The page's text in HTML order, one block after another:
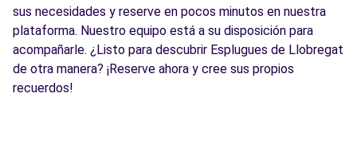
sus necesidades y reserve en pocos minutos en nuestra
plataforma. Nuestro equipo está a su disposición para
acompañarle. ¿Listo para descubrir Esplugues de Llobregat
de otra manera? ¡Reserve ahora y cree sus propios
recuerdos!